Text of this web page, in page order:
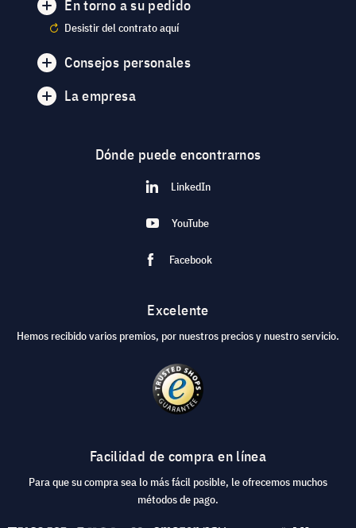
En torno a su pedido
Desistir del contrato aquí
Consejos personales
La empresa
Dónde puede encontrarnos
LinkedIn
YouTube
Facebook
Excelente
Hemos recibido varios premios, por nuestros precios y nuestro servicio.
Facilidad de compra en línea
Para que su compra sea lo más fácil posible, le ofrecemos muchos
métodos de pago.